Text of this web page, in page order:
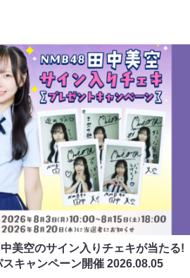
美空のサイン入りチェキが当たる!
スキャンペーン開催2026.08.05